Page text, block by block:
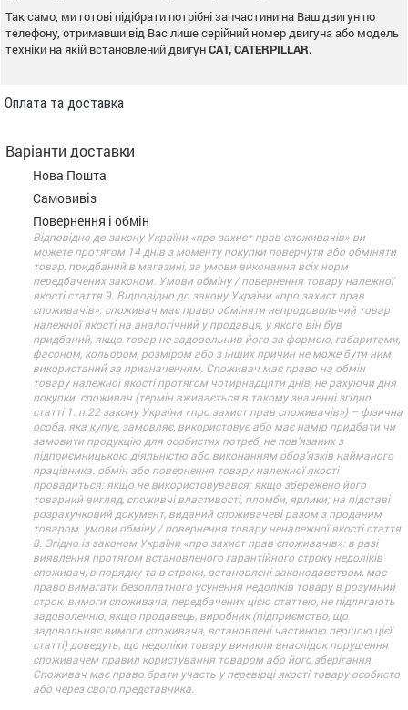
Так само, ми готові підібрати потрібні запчастини на Ваш двигун по
телефону, отримавши від Вас лише серійний номер двигуна або модель
техніки на якій встановлений двигунCAT, CATERPILLAR.
Оплата та доставка
Варіанти доставки
Нова Пошта
Самовивіз
Повернення і обмін
Відповідно до закону України «про захист прав споживачів» ви
можете протягом 14 днів з моменту покупки повернути або обміняти
товар, придбаний в магазині, за умови виконання всіх норм
передбачених законом. Умови обміну / повернення товару належної
якості стаття 9. Відповідно до закону України «про захист прав
споживачів»: споживач має право обміняти непродовольчий товар
належної якості на аналогічний у продавця, у якого він був
придбаний, якщо товар не задовольнив його за формою, габаритами,
фасоном, кольором, розміром або з інших причин не може бути ним
використаний за призначенням. Споживач має право на обмін
товару належної якості протягом чотирнадцяти днів, не рахуючи дня
покупки. споживач (термін вживається в такому значенні згідно
статті 1. п.22 закону України «про захист прав споживачів») – фізична
особа, яка купує, замовляє, використовує або має намір придбати чи
замовити продукцію для особистих потреб, не пов’язаних з
підприємницькою діяльністю або виконанням обов’язків найманого
працівника. обмін або повернення товару належної якості
провадиться: якщо не використовувався; якщо збережено його
товарний вигляд, споживчі властивості, пломби, ярлики; на підставі
розрахунковий документ, виданий споживачеві разом з проданим
товаром. умови обміну / повернення товару неналежної якості стаття
8. Згідно із законом України «про захист прав споживачів»: в разі
виявлення протягом встановленого гарантійного строку недоліків
споживач, в порядку та в строки, встановлені законодавством, має
право вимагати безоплатного усунення недоліків товару в розумний
строк. вимоги споживача, передбачених цією статтею, не підлягають
задоволенню, якщо продавець, виробник (підприємство, що
задовольняє вимоги споживача, встановлені частиною першою цієї
статті) доведуть, що недоліки товару виникли внаслідок порушення
споживачем правил користування товаром або його зберігання.
Споживач має право брати участь у перевірці якості товару особисто
або через свого представника.